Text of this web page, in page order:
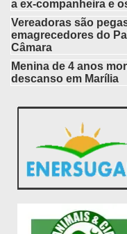
a ex-companheira e
Vereadoras são
emagrecedores do
Câmara
Menina de 4 anos
descanso em Marília